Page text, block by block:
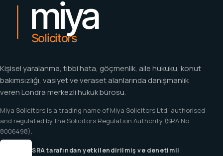
Kişisel yaralanma, tıbbi hata, göçmenlik, aile hukuku, konut
bakımsızlığı, vasiyet ve veraset alanlarında danışmanlık
veren Londra merkezli hukuk bürosu.
Miya Solicitors is a trading name of Miya Solicitors Ltd, authorised
and regulated by the Solicitors Regulation Authority (SRA No.
8006498).
SRA tarafından yetkilendirilmiş ve denetimli